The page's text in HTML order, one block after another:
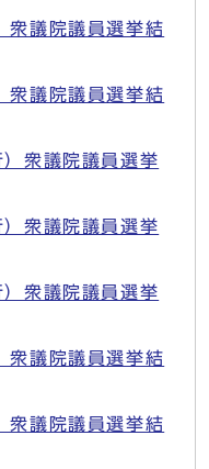
衆議院議員選挙結
衆議院議員選挙結
衆議院議員選挙
衆議院議員選挙
衆議院議員選挙
衆議院議員選挙結
衆議院議員選挙結